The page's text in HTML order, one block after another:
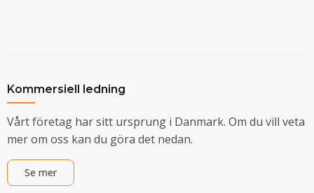
Kommersiell ledning
Vårt företag har sitt ursprung i Danmark. Om du vill veta
mer om oss kan du göra det nedan.
Se mer